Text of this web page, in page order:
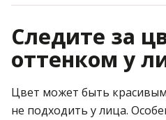
Следите за
оттенком у
Цвет может быть
не подходить у лица.